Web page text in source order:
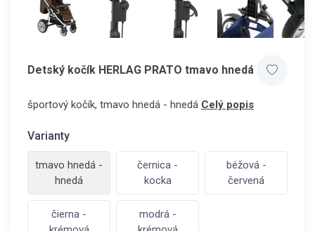
Detský kočík HERLAG PRATO tmavo hnedá
športový kočík, tmavo hnedá - hnedá Celý popis
Varianty
tmavo hnedá -
hnedá
černica -
kocka
béžová -
červená
čierna -
modrá -